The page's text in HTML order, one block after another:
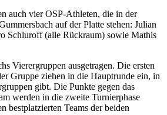
auch vier OSP-Athleten, die in der
auf der Platte stehen: Julian
Schluroff (alle Rückraum) sowie Mathis
Vierergruppen ausgetragen. Die ersten
Gruppe ziehen in die Hauptrunde ein, in
gibt. Die Punkte gegen das
werden in die zweite Turnierphase
bestplatzierten Teams der beiden